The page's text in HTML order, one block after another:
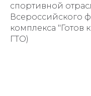
спортивной
Всероссийского
комплекса
ГТО)